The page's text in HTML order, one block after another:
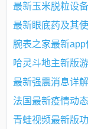
最新玉米脱粒设
最新眼底药及其
腕表之家最新
哈灵斗地主新版
最新强震消息详
法国最新疫情动
青蛙视频最新版